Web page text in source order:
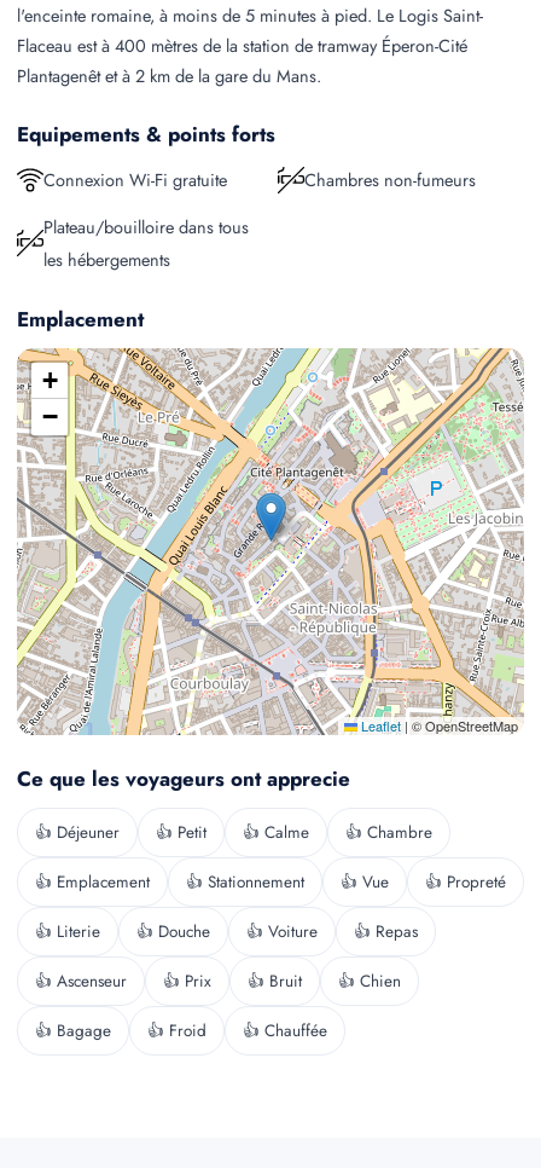
l'enceinte romaine, à moins de 5 minutes à pied. Le Logis Saint-
Flaceau est à 400 mètres de la station de tramway Éperon-Cité
Plantagenêt et à 2 km de la gare du Mans.
Equipements & points forts
Connexion Wi-Fi gratuite
Chambres non-fumeurs
Plateau/bouilloire dans tous
les hébergements
Emplacement
+
−
Leaflet | © OpenStreetMap
Ce que les voyageurs ont apprecie
👍 Déjeuner 👍 Petit 👍 Calme 👍 Chambre
👍 Emplacement 👍 Stationnement 👍 Vue 👍 Propreté
👍 Literie 👍 Douche 👍 Voiture 👍 Repas
👍 Ascenseur 👍 Prix 👍 Bruit 👍 Chien
👍 Bagage 👍 Froid 👍 Chauffée